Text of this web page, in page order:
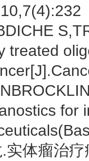
treated
for
.实体瘤治